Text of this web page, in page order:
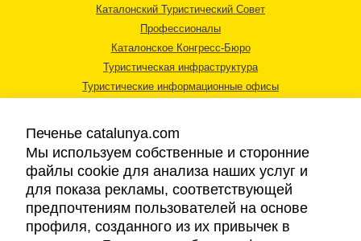
Каталонский Туристический Совет
Профессионалы
Каталонское Конгресс-Бюро
Туристическая инфраструктура
Туристические информационные офисы
Правовая информация
Печенье catalunya.com
Мы используем собственные и сторонние
файлы cookie для анализа наших услуг и
для показа рекламы, соответствующей
предпочтениям пользователей на основе
профиля, созданного из их привычек в